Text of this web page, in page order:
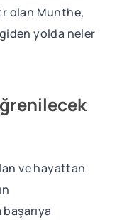
olan Munthe,
yolda neler
ve hayattan